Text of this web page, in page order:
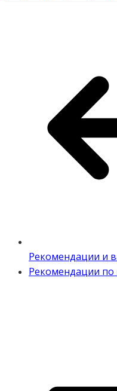
Рекомендации и
Рекомендации